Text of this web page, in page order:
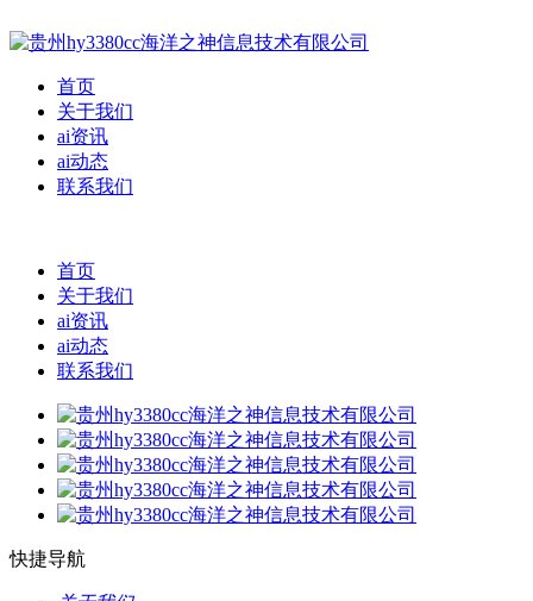
首页
关于我们
ai资讯
ai动态
联系我们
首页
关于我们
ai资讯
ai动态
联系我们
快捷导航